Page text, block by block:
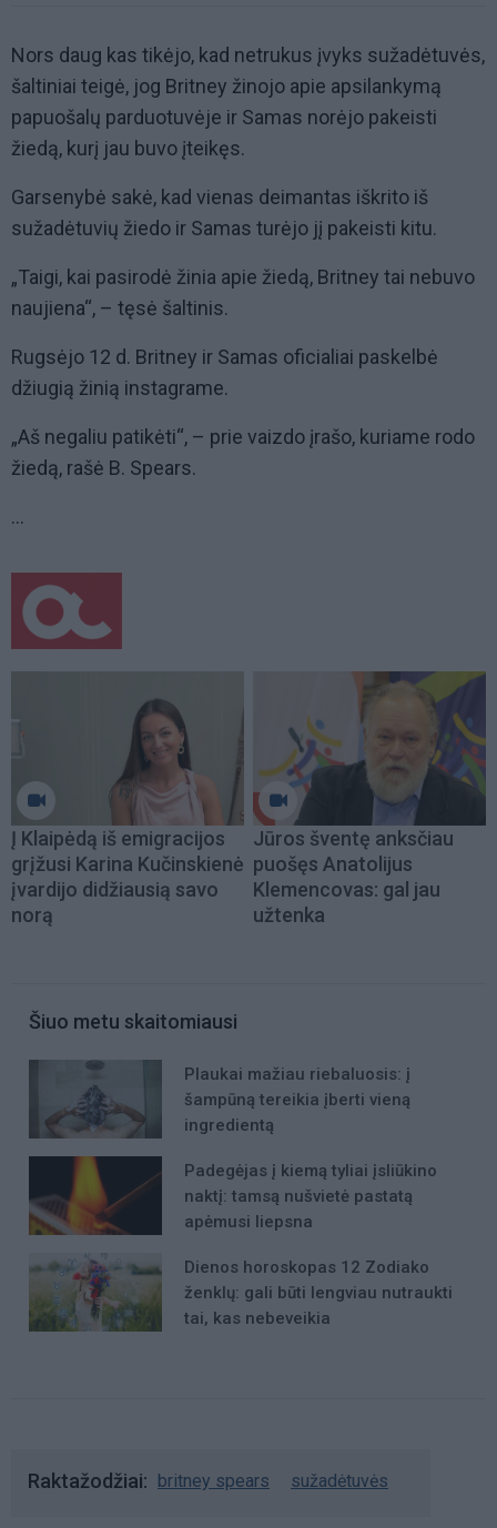
Nors daug kas tikėjo, kad netrukus įvyks sužadėtuvės,
šaltiniai teigė, jog Britney žinojo apie apsilankymą
papuošalų parduotuvėje ir Samas norėjo pakeisti
žiedą, kurį jau buvo įteikęs.
Garsenybė sakė, kad vienas deimantas iškrito iš
sužadėtuvių žiedo ir Samas turėjo jį pakeisti kitu.
„Taigi, kai pasirodė žinia apie žiedą, Britney tai nebuvo
naujiena“, – tęsė šaltinis.
Rugsėjo 12 d. Britney ir Samas oficialiai paskelbė
džiugią žinią instagrame.
„Aš negaliu patikėti“, – prie vaizdo įrašo, kuriame rodo
žiedą, rašė B. Spears.
...
Į Klaipėdą iš emigracijos
grįžusi Karina Kučinskienė
įvardijo didžiausią savo
norą
Jūros šventę anksčiau
puošęs Anatolijus
Klemencovas: gal jau
užtenka
Šiuo metu skaitomiausi
Plaukai mažiau riebaluosis: į
šampūną tereikia įberti vieną
ingredientą
Padegėjas į kiemą tyliai įsliūkino
naktį: tamsą nušvietė pastatą
apėmusi liepsna
Dienos horoskopas 12 Zodiako
ženklų: gali būti lengviau nutraukti
tai, kas nebeveikia
Raktažodžiai britney spears sužadėtuvės